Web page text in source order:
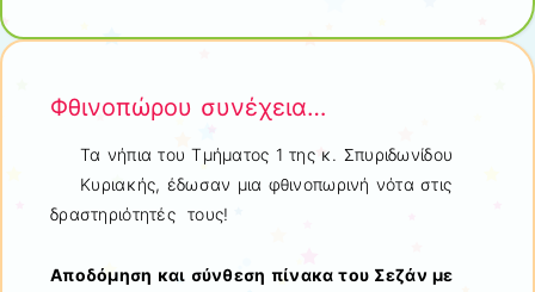
Φθινοπώρου συνέχεια…
Τα νήπια του Τμήματος 1 της κ. Σπυριδωνίδου
Κυριακής, έδωσαν μια φθινοπωρινή νότα στις
δραστηριότητές τους!
Αποδόμηση και σύνθεση πίνακα του Σεζάν με